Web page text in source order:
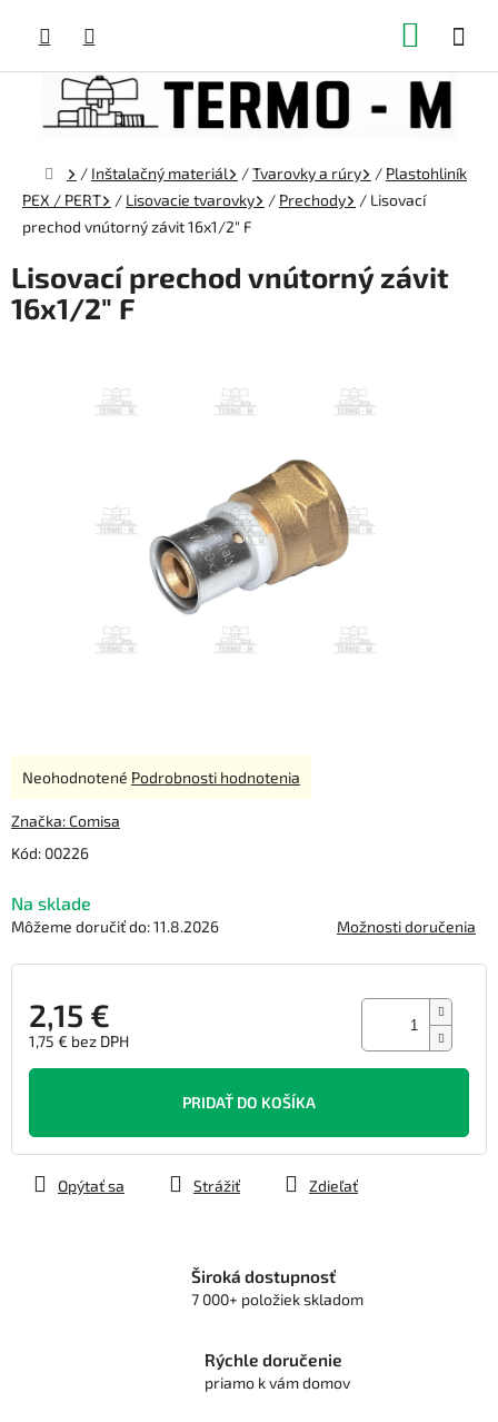
obsah
Domov
/ Inštalačný materiál /Tvarovky a rúry / Plastohliník
PEX / PERT
/ Lisovacie tvarovky / Prechody / Lisovací
prechod vnútorný závit 16x1/2" F
Lisovací prechod vnútorný závit
16x1/2" F
Kód: 00226
Na sklade
Môžeme doručiť do:11.8.2026 Možnosti doručenia
2,15 €
1,75 € bez DPH
Jednotková
PRIDAŤ DO KOŠÍKA
Opýtať sa Strážiť Zdieľať
Priemerné
produktu
0,0
5
hviezdičiek.
Neohodnotené Podrobnosti hodnotenia
Značka:Comisa
Široká dostupnosť
7 000+ položiek skladom
Rýchle doručenie
priamo k vám domov